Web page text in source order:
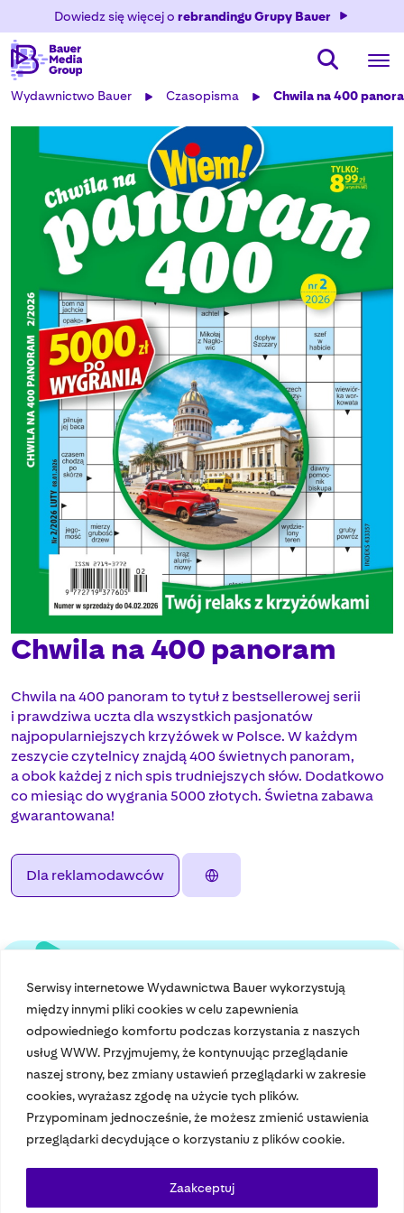
Serwisy internetowe Wydawnictwa Bauer wykorzystują
między innymi pliki cookies w celu zapewnienia
odpowiedniego komfortu podczas korzystania z naszych
usług WWW. Przyjmujemy, że kontynuując przeglądanie
naszej strony, bez zmiany ustawień przeglądarki w zakresie
cookies, wyrażasz zgodę na użycie tych plików.
Przypominam jednocześnie, że możesz zmienić ustawienia
przeglądarki decydujące o korzystaniu z plików cookie.
Zaakceptuj
Dowiedz się więcej o rebrandingu Grupy Bauer
Wydawnictwo Bauer Czasopisma Chwila na 400
Chwila na 400 panoram
Chwila na 400 panoram to tytuł z bestsellerowej serii
i prawdziwa uczta dla wszystkich pasjonatów
najpopularniejszych krzyżówek w Polsce. W każdym
zeszycie czytelnicy znajdą 400 świetnych panoram,
a obok każdej z nich spis trudniejszych słów. Dodatkowo
co miesiąc do wygrania 5000 złotych. Świetna zabawa
gwarantowana!
Dla reklamodawców
Nasze czasopisma
Nasze strony